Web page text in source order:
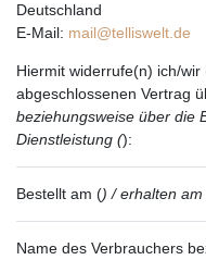
Deutschland
E-Mail: mail@telliswelt.de
Hiermit widerrufe(n) ich/wir
abgeschlossenen Vertrag
beziehungsweise über die
Dienstleistung ():
Bestellt am () / erhalten am
Name des Verbrauchers